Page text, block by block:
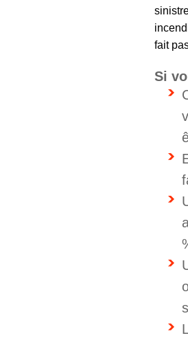
fait
Si